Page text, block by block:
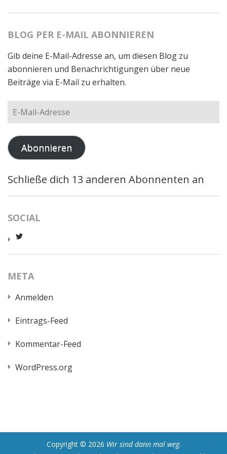
BLOG PER E-MAIL ABONNIEREN
Gib deine E-Mail-Adresse an, um diesen Blog zu
abonnieren und Benachrichtigungen über neue
Beiträge via E-Mail zu erhalten.
E-
Adresse
Abonnieren
Schließe dich 13 anderen Abonnenten an
SOCIAL
anzeigen
META
Anmelden
Eintrags-Feed
Kommentar-Feed
WordPress.org
Copyright © 2026 Wir sind dann mal weg.